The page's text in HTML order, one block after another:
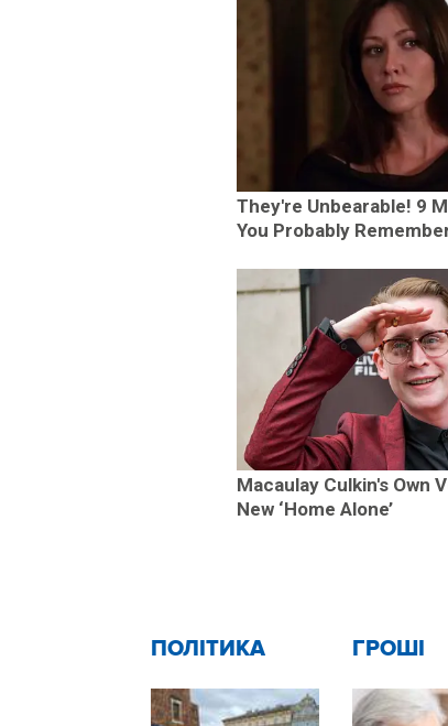
They're Unbearable! 9
You Probably
Macaulay Culkin's Own
New ‘Home Alone’
ПОЛІТИКА ГРОШІ